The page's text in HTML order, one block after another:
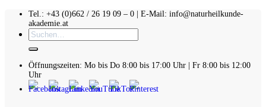
Zum
springen
Tel.: +43 (0)662 / 26 19 09 – 0 | E-Mail: info@naturheilkunde-
akademie.at
Suchen
nach:
Öffnungszeiten: Mo bis Do 8:00 bis 17:00 Uhr | Fr 8:00 bis 12:00
Uhr